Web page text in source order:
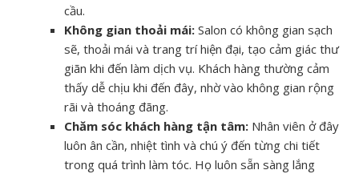
cầu.
Không gian thoải mái: Salon có không gian sạch
sẽ, thoải mái và trang trí hiện đại, tạo cảm giác thư
giãn khi đến làm dịch vụ. Khách hàng thường cảm
thấy dễ chịu khi đến đây, nhờ vào không gian rộng
rãi và thoáng đãng.
Chăm sóc khách hàng tận tâm: Nhân viên ở đây
luôn ân cần, nhiệt tình và chú ý đến từng chi tiết
trong quá trình làm tóc. Họ luôn sẵn sàng lắng